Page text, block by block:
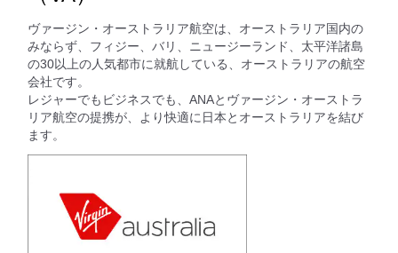
ヴァージン・オーストラリア航空は、オーストラリア国内の
みならず、フィジー、バリ、ニュージーランド、太平洋諸島
の30以上の人気都市に就航している、オーストラリアの航空
会社です。
レジャーでもビジネスでも、ANAとヴァージン・オーストラ
リア航空の提携が、より快適に日本とオーストラリアを結び
ます。